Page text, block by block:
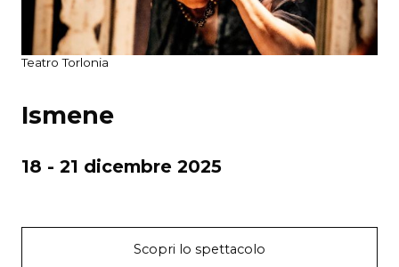
Teatro Torlonia
Ismene
18 - 21 dicembre 2025
Scopri lo spettacolo